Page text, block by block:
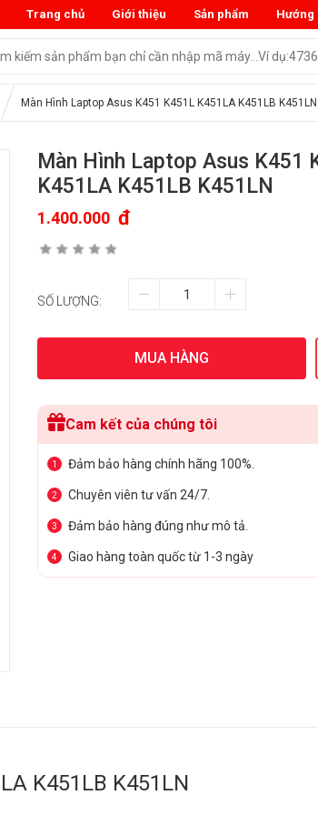
Hướng
Sản phẩm
Giới thiệu
Trang chủ
Màn Hình Laptop Asus K451 K451L K451LA K451LB K451LN
Màn Hình Laptop Asus K451
K451LA K451LB K451LN
1.400.000 đ
SỐ LƯỢNG:
MUA HÀNG
Cam kết của chúng tôi
1 Đảm bảo hàng chính hãng 100%.
2 Chuyên viên tư vấn 24/7.
3 Đảm bảo hàng đúng như mô tả.
4 Giao hàng toàn quốc từ 1-3 ngày
K451LB K451LN